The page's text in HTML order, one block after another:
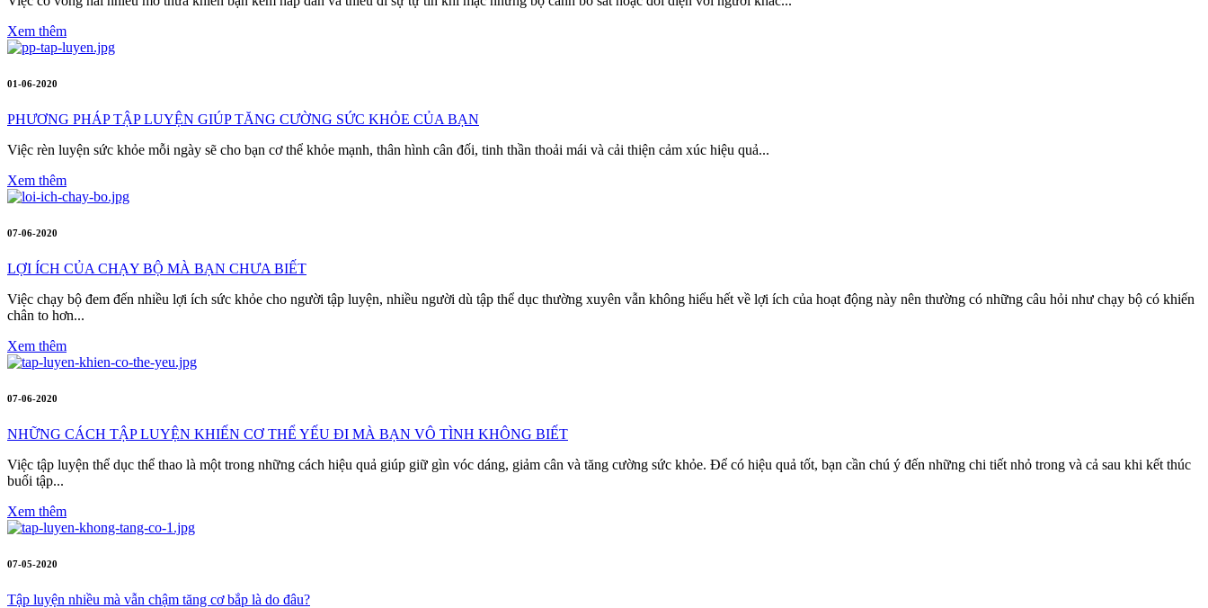
Xem thêm
01-06-2020
PHƯƠNG PHÁP TẬP LUYỆN GIÚP TĂNG CƯỜNG SỨC KHỎE CỦA BẠN
Việc rèn luyện sức khỏe mỗi ngày sẽ cho bạn cơ thể khỏe mạnh, thân hình cân đối, tinh thần thoải mái và cải thiện cảm xúc hiệu quả...
Xem thêm
07-06-2020
LỢI ÍCH CỦA CHẠY BỘ MÀ BẠN CHƯA BIẾT
Việc chạy bộ đem đến nhiều lợi ích sức khỏe cho người tập luyện, nhiều người dù tập thể dục thường xuyên vẫn không hiểu hết về lợi ích của hoạt động này nên thường có những câu hỏi như chạy bộ có khiến
chân to hơn...
Xem thêm
07-06-2020
NHỮNG CÁCH TẬP LUYỆN KHIẾN CƠ THỂ YẾU ĐI MÀ BẠN VÔ TÌNH KHÔNG BIẾT
Việc tập luyện thể dục thể thao là một trong những cách hiệu quả giúp giữ gìn vóc dáng, giảm cân và tăng cường sức khỏe. Để có hiệu quả tốt, bạn cần chú ý đến những chi tiết nhỏ trong và cả sau khi kết thúc
buổi tập...
Xem thêm
07-05-2020
Tập luyện nhiều mà vẫn chậm tăng cơ bắp là do đâu?